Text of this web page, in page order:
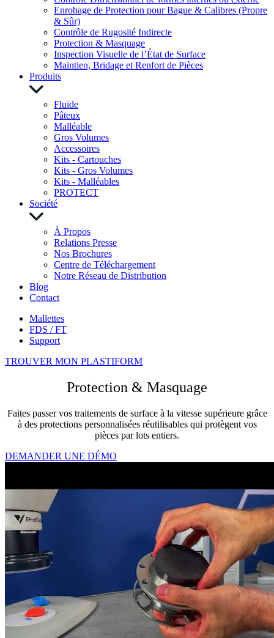
Enrobage de Protection pour Bague & Calibres (Propre
& Sûr)
Contrôle de Rugosité Indirecte
Protection & Masquage
Inspection Visuelle de l’État de Surface
Maintien, Bridage et Renfort de Pièces
Produits
Fluide
Pâteux
Malléable
Gros Volumes
Accessoires
Kits - Cartouches
Kits - Gros Volumes
Kits - Malléables
PROTECT
Société
À Propos
Relations Presse
Nos Brochures
Centre de Téléchargement
Notre Réseau de Distribution
Blog
Contact
Mallettes
FDS / FT
Support
TROUVER MON PLASTIFORM
Protection & Masquage
Faites passer vos traitements de surface à la vitesse supérieure grâce
à des protections personnalisées réutilisables qui protègent vos
pièces par lots entiers.
DEMANDER UNE DÉMO